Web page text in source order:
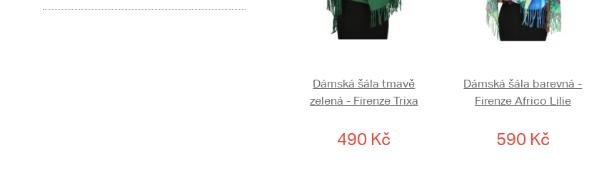
Dámská šála tmavě
zelená - Firenze Trixa
490 Kč
Dámská šála barevná -
Firenze Africo Lilie
590 Kč